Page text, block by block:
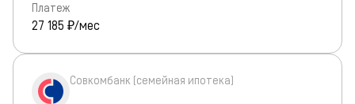
Платеж
27 185 ₽/мес
Совкомбанк (семейная ипотека)